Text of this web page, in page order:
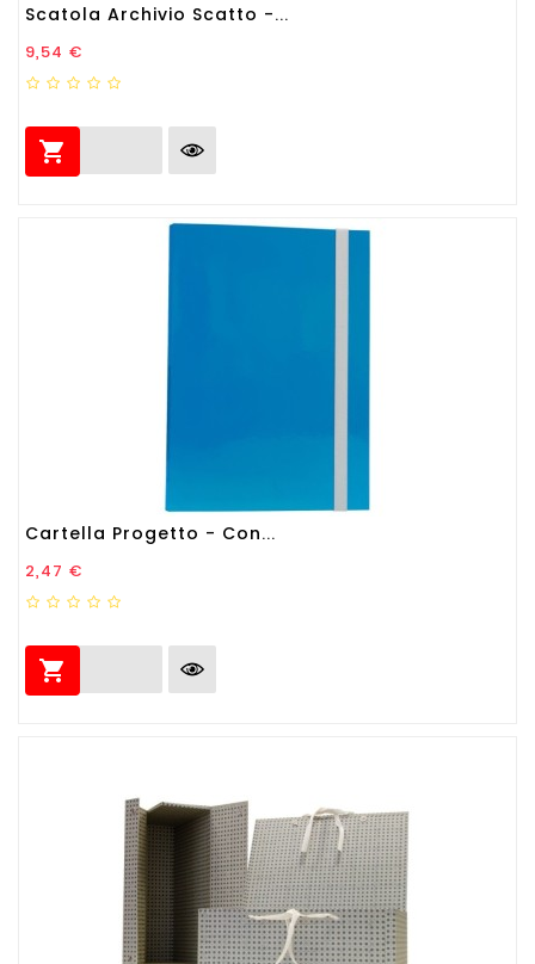
Scatola Archivio Scatto -...
Prezzo
9,54 €

Cartella Progetto - Con...
Prezzo
2,47 €
